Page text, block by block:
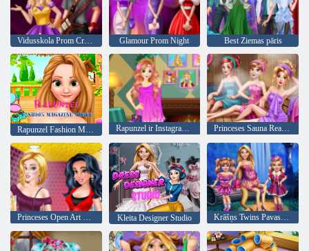
Vidusskola Prom Crush Glamour Prom Night Best Ziemas pāris
Rapunzel ir Instagram Blog Princeses Sauna Realife
Princeses Open Art Gallery Kleita Designer Studio Krāšņs Twins Pavasara nometne